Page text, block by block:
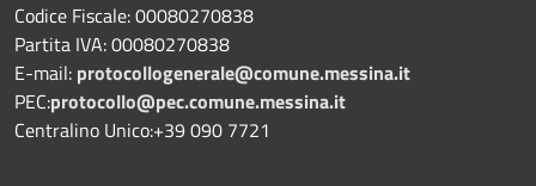
Codice Fiscale: 00080270838
Partita IVA: 00080270838
E-mail: protocollogenerale@comune.messina.it
PEC:protocollo@pec.comune.messina.it
Centralino Unico:+39 090 7721